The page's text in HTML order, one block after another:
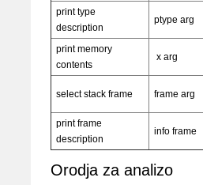
print type
description
ptype arg
print memory
contents
x arg
select stack frame frame arg
print frame
description
info frame
Orodja za analizo